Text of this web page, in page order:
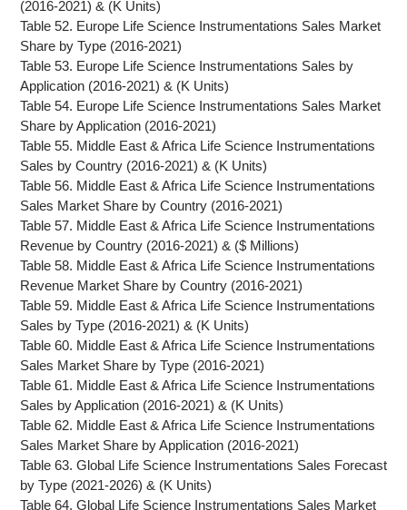
(2016-2021) & (K Units)
Table 52. Europe Life Science Instrumentations Sales Market
Share by Type (2016-2021)
Table 53. Europe Life Science Instrumentations Sales by
Application (2016-2021) & (K Units)
Table 54. Europe Life Science Instrumentations Sales Market
Share by Application (2016-2021)
Table 55. Middle East & Africa Life Science Instrumentations
Sales by Country (2016-2021) & (K Units)
Table 56. Middle East & Africa Life Science Instrumentations
Sales Market Share by Country (2016-2021)
Table 57. Middle East & Africa Life Science Instrumentations
Revenue by Country (2016-2021) & ($ Millions)
Table 58. Middle East & Africa Life Science Instrumentations
Revenue Market Share by Country (2016-2021)
Table 59. Middle East & Africa Life Science Instrumentations
Sales by Type (2016-2021) & (K Units)
Table 60. Middle East & Africa Life Science Instrumentations
Sales Market Share by Type (2016-2021)
Table 61. Middle East & Africa Life Science Instrumentations
Sales by Application (2016-2021) & (K Units)
Table 62. Middle East & Africa Life Science Instrumentations
Sales Market Share by Application (2016-2021)
Table 63. Global Life Science Instrumentations Sales Forecast
by Type (2021-2026) & (K Units)
Table 64. Global Life Science Instrumentations Sales Market